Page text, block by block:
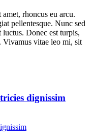
rhoncus eu arcu.
pellentesque. Nunc sed
Donec est turpis,
Vivamus vitae leo mi, sit
dignissim